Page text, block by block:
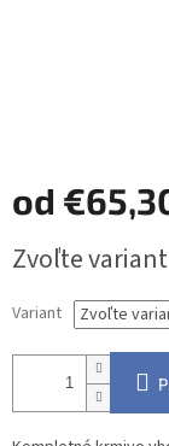
od
cena:
Zvoľte variant
Variant